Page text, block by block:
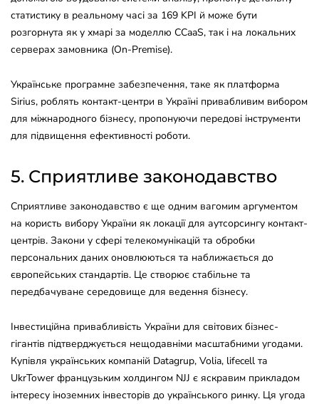
статистику в реальному часі за 169 KPI й може бути
розгорнута як у хмарі за моделлю CCaaS, так і на локальних
серверах замовника (On-Premise).
Українське програмне забезпечення, таке як платформа
Sirius, роблять контакт-центри в Україні привабливим вибором
для міжнародного бізнесу, пропонуючи передові інструменти
для підвищення ефективності роботи.
5. Сприятливе законодавство
Сприятливе законодавство є ще одним вагомим аргументом
на користь вибору України як локації для аутсорсингу контакт-
центрів. Закони у сфері телекомунікацій та обробки
персональних даних оновлюються та наближається до
європейських стандартів. Це створює стабільне та
передбачуване середовище для ведення бізнесу.
Інвестиційна привабливість України для світових бізнес-
гігантів підтверджується нещодавніми масштабними угодами.
Купівля українських компаній Datagrup, Volia, lifecell та
UkrTower французьким холдингом NJJ є яскравим прикладом
інтересу іноземних інвесторів до українського ринку. Ця угода